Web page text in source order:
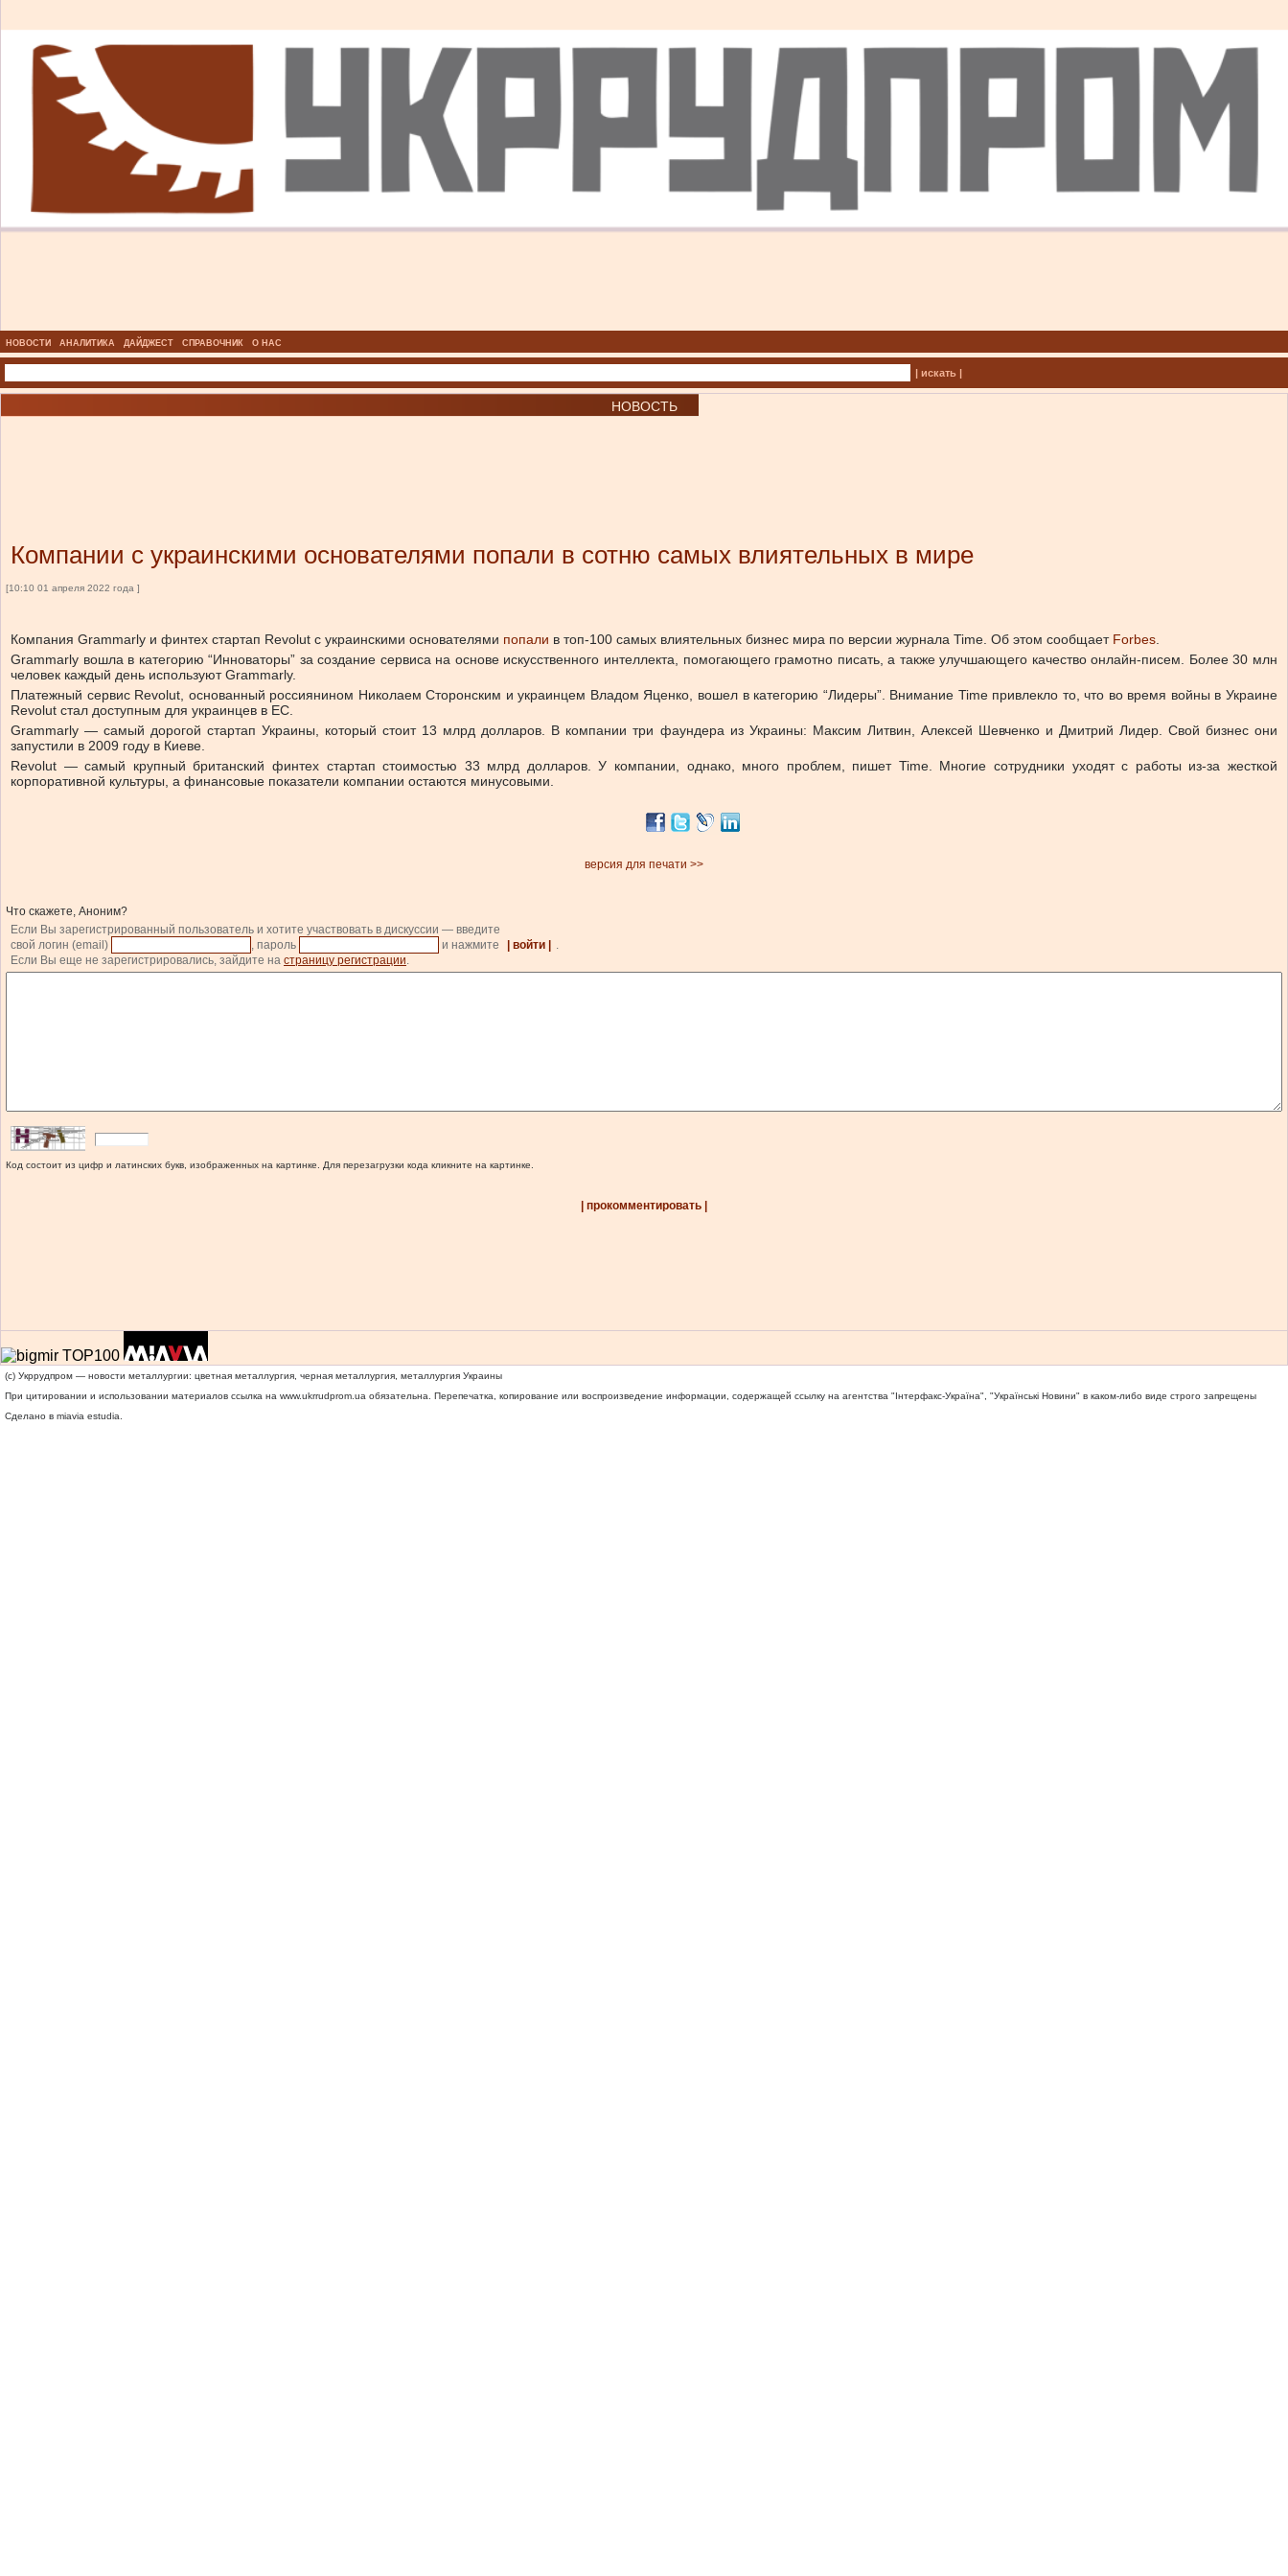
НОВОСТИ АНАЛИТИКА ДАЙДЖЕСТ СПРАВОЧНИК О НАС
| искать |
НОВОСТЬ
Компании с украинскими основателями попали в сотню самых влиятельных в мире
[10:10 01 апреля 2022 года ]
Компания Grammarly и финтех стартап Revolut с украинскими основателями попали в топ-100 самых влиятельных бизнес мира по версии журнала Time. Об этом сообщает Forbes
Grammarly вошла в категорию “Инноваторы” за создание сервиса на основе искусственного интеллекта, помогающего грамотно писать, а также улучшающего качество онлайн-писем. Более 30 млн
человек каждый день используют Grammarly.
Платежный сервис Revolut, основанный россиянином Николаем Сторонским и украинцем Владом Яценко, вошел в категорию “Лидеры”. Внимание Time привлекло то, что во время войны в Украине
Revolut стал доступным для украинцев в ЕС.
Grammarly — самый дорогой стартап Украины, который стоит 13 млрд долларов. В компании три фаундера из Украины: Максим Литвин, Алексей Шевченко и Дмитрий Лидер. Свой бизнес они
запустили в 2009 году в Киеве.
Revolut — самый крупный британский финтех стартап стоимостью 33 млрд долларов. У компании, однако, много проблем, пишет Time. Многие сотрудники уходят с работы из-за жесткой
корпоративной культуры, а финансовые показатели компании остаются минусовыми.
версия для печати >>
Что скажете, Аноним?
Если Вы зарегистрированный пользователь и хотите участвовать в дискуссии — введите
свой логин (email)
, пароль и нажмите | войти |
.
Если Вы еще не зарегистрировались, зайдите на страницу регистрации.
Код состоит из цифр и латинских букв, изображенных на картинке. Для перезагрузки кода кликните на картинке.
| прокомментировать |
(c) Укррудпром — новости металлургии: цветная металлургия, черная металлургия, металлургия Украины
При цитировании и использовании материалов ссылка на www.ukrrudprom.ua обязательна. Перепечатка, копирование или воспроизведение информации, содержащей ссылку на агентства "Iнтерфакс-Україна", "Українськi Новини" в каком-либо виде строго запрещены
Сделано в miavia estudia.